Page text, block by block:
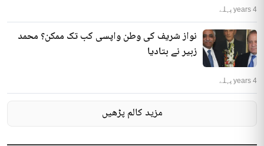
4 years پہلے
نواز شریف کی وطن واپسی کب تک ممکن؟ محمد
زبیر نے بتادیا
4 years پہلے
مزید کالم پڑھیں